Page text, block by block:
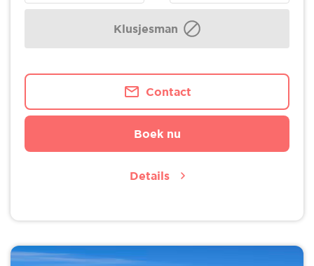
Klusjesman
Contact
Boek nu
Details